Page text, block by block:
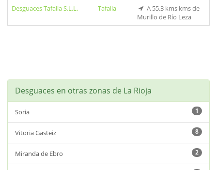
Desguaces Tafalla S.L.L.
Tafalla
A 55.3 kms kms de
Murillo de Río Leza
Desguaces en otras zonas de La Rioja
Soria 1
Vitoria Gasteiz 8
Miranda de Ebro 2